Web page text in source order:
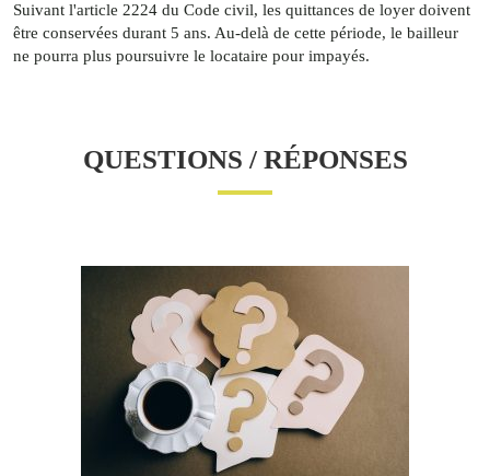
Suivant l'article 2224 du Code civil, les quittances de loyer doivent
être conservées durant 5 ans. Au-delà de cette période, le bailleur
ne pourra plus poursuivre le locataire pour impayés.
QUESTIONS / RÉPONSES